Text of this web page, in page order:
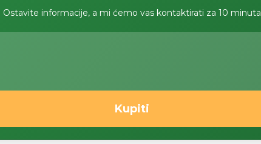
Ostavite informacije, a mi ćemo vas kontaktirati za 10 minuta
Kupiti